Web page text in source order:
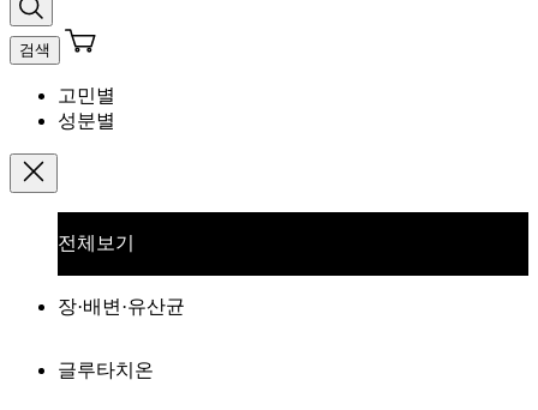
검색
고민별
성분별
전체보기
장·배변·유산균
글루타치온